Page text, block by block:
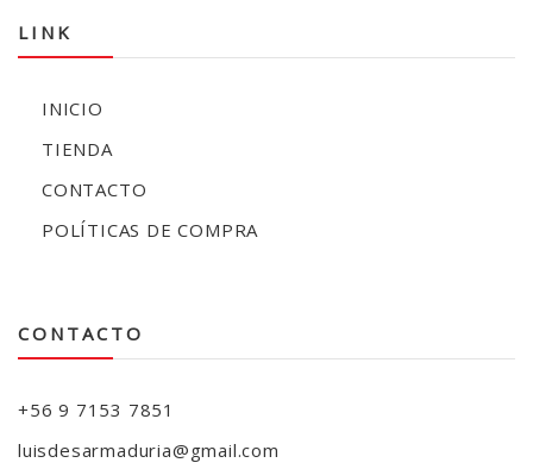
LINK
INICIO
TIENDA
CONTACTO
POLÍTICAS DE COMPRA
CONTACTO
+56 9 7153 7851
luisdesarmaduria@gmail.com